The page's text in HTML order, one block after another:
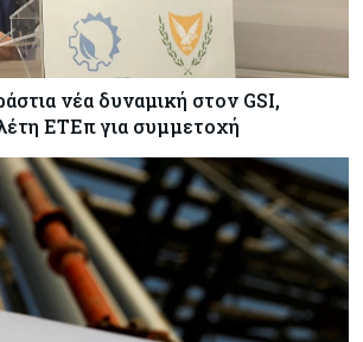
της κυβέρνησης
νέα δυναμική στον GSI,
ΕΤΕπ για συμμετοχή